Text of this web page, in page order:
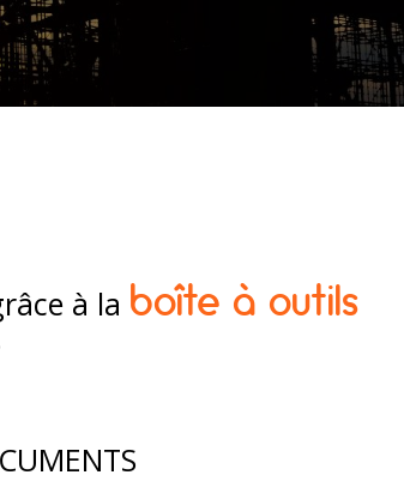
à la boîte à outils